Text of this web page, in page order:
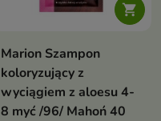

Marion Szampon
koloryzujący z
wyciągiem z aloesu 4-
8 myć /96/ Mahoń 40